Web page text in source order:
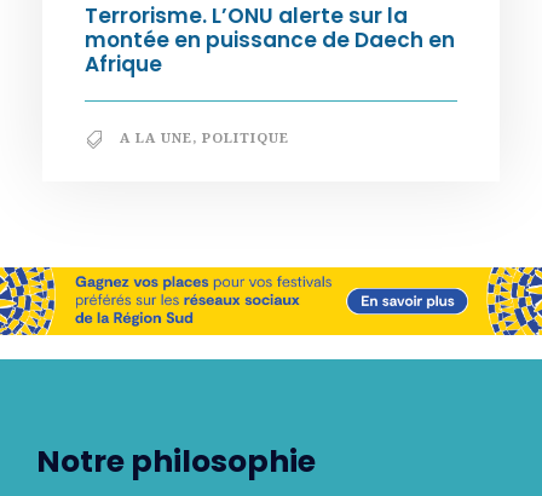
Terrorisme. L’ONU alerte sur la
montée en puissance de Daech en
Afrique
A LA UNE, POLITIQUE
Notre philosophie